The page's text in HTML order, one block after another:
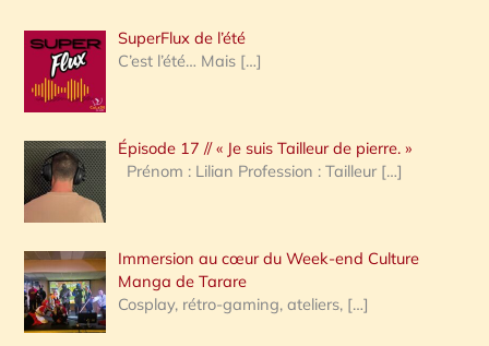
e
r
c
h
e
:
SuperFlux de l’été
C’est l’été… Mais […]
Épisode 17 // « Je suis Tailleur de pierre. »
Prénom : Lilian Profession : Tailleur […]
Immersion au cœur du Week-end Culture
Manga de Tarare
Cosplay, rétro-gaming, ateliers, […]